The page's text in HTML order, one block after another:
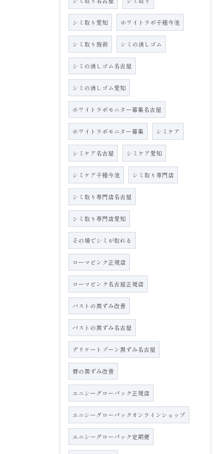
シミ取り愛知 ホワイトラボ千種今池
シミ取り施術 シミの消しゴム
シミの消しゴム名古屋
シミの消しゴム愛知
ホワイトラボモニター募集名古屋
ホワイトラボモニター募集 シミケア
シミケア名古屋 シミケア愛知
シミケア千種今池 シミ取り専門店
シミ取り専門店名古屋
シミ取り専門店愛知
その場でシミが取れる
ローマピンク正規店
ローマピンク名古屋正規店
バストの黒ずみ改善
バストの黒ずみ名古屋
デリケートゾーン黒ずみ名古屋
唇の黒ずみ改善
エニシーグローパック正規店
エニシーグローパックオンラインショップ
エニシーグローパック定期便